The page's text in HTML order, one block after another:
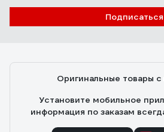
Подписаться
Оригинальные товары с
Установите мобильное
информация по заказам